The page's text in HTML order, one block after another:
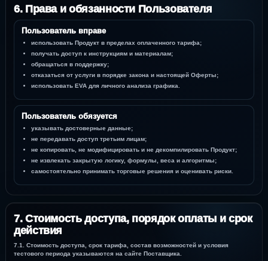
6. Права и обязанности Пользователя
Пользователь вправе
использовать Продукт в пределах оплаченного тарифа;
получать доступ к инструкциям и материалам;
обращаться в поддержку;
отказаться от услуги в порядке закона и настоящей Оферты;
использовать EVA для личного анализа графика.
Пользователь обязуется
указывать достоверные данные;
не передавать доступ третьим лицам;
не копировать, не модифицировать и не декомпилировать Продукт;
не извлекать закрытую логику, формулы, веса и алгоритмы;
самостоятельно принимать торговые решения и оценивать риски.
7. Стоимость доступа, порядок оплаты и срок
действия
7.1. Стоимость доступа, срок тарифа, состав возможностей и условия
тестового периода указываются на сайте Поставщика.